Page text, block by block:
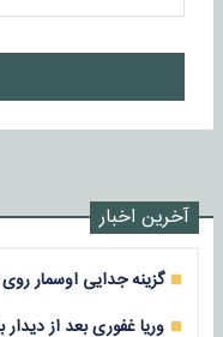
آخرین اخبار
گزینه جدایی اوسمار
وریا غفوری بعد از